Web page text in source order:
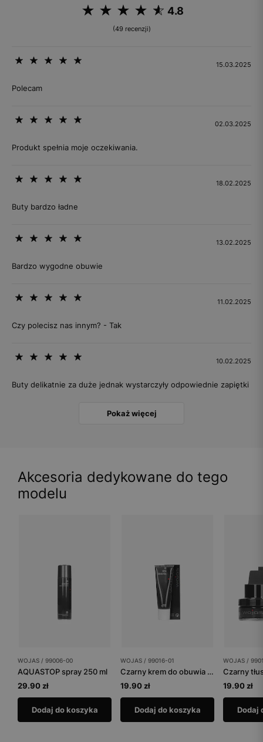
4.8
(49 recenzji)
15.03.2025
Polecam
02.03.2025
Produkt spełnia moje oczekiwania.
18.02.2025
Buty bardzo ładne
13.02.2025
Bardzo wygodne obuwie
11.02.2025
Czy polecisz nas innym? - Tak
10.02.2025
Buty delikatnie za duże jednak wystarczyły odpowiednie zapiętki
Pokaż więcej
Akcesoria dedykowane do tego
modelu
WOJAS / 99006-00
AQUASTOP spray 250 ml
29.90 zł
Dodaj do koszyka
WOJAS / 99016-01
Czarny krem do obuwia tuba 75 ml
19.90 zł
Dodaj do koszyka
WOJAS /
19.90 zł
Dodaj